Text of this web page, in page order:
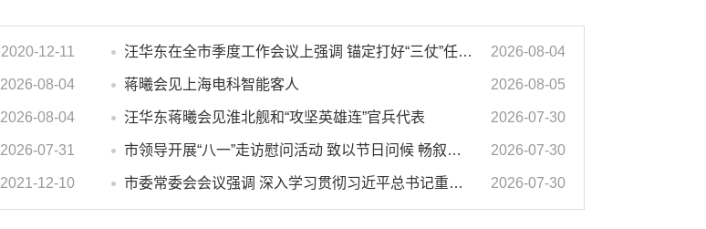
2020-12-11 汪华东在全市季度工作会议上强调 锚定打好“三仗”任务和年度预期目标不动摇 在全市上下掀起比学赶超争先进位的攻坚热潮 2026-08-04
2026-08-04 蒋曦会见上海电科智能客人 2026-08-05
2026-08-04 汪华东蒋曦会见淮北舰和“攻坚英雄连”官兵代表 2026-07-30
2026-07-31 市领导开展“八一”走访慰问活动 致以节日问候 畅叙鱼水深情 2026-07-30
2021-12-10 市委常委会会议强调 深入学习贯彻习近平总书记重要讲话指示精神 高质量推进城市更新 不断提升本质安全水平 汪华东主持会议 2026-07-30